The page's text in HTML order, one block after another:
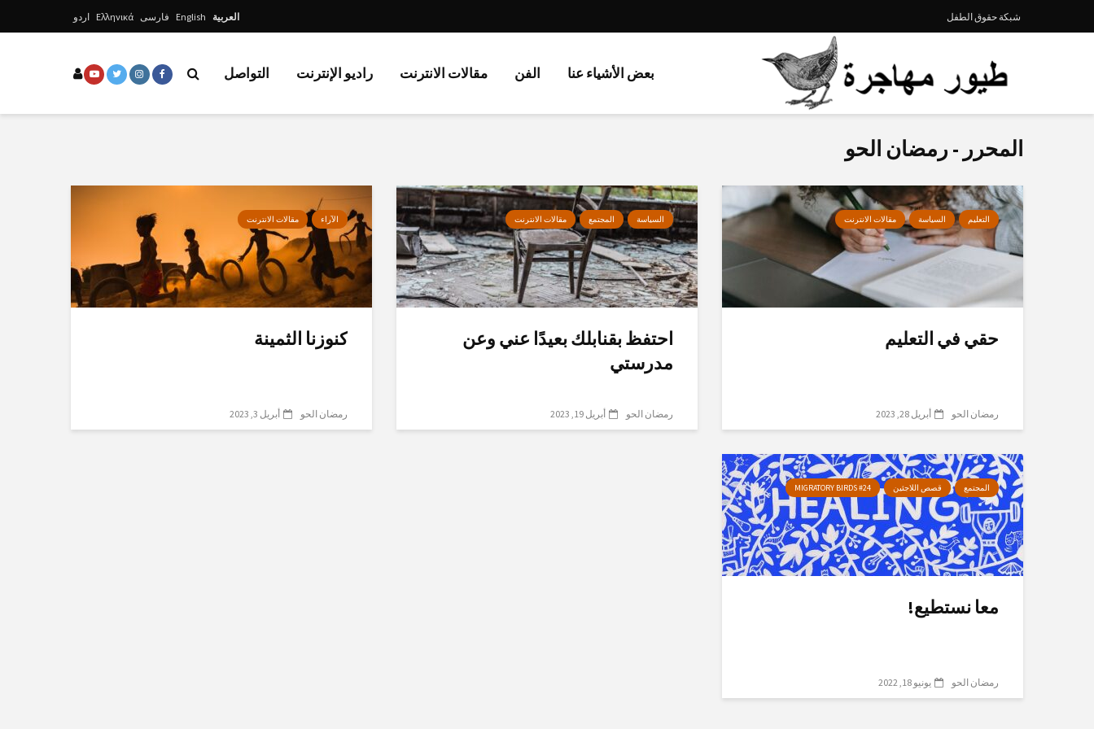
شبكة حقوق الطفل العربية English فارسی Ελληνικά اردو
بعض الأشياء عنا الفن مقالات الانترنت راديو الإنترنت التواصل
المحرر - رمضان الحو
التعليم السياسة مقالات الانترنت
حقي في التعليم
رمضان الحو أبريل 28, 2023
السياسة المجتمع مقالات الانترنت
احتفظ بقنابلك بعيدًا عني وعن
مدرستي
رمضان الحو أبريل 19, 2023
الآراء مقالات الانترنت
كنوزنا الثمينة
رمضان الحو أبريل 3, 2023
المجتمع قصص اللاجئين MIGRATORY BIRDS #24
معا نستطيع!
رمضان الحو يونيو 18, 2022